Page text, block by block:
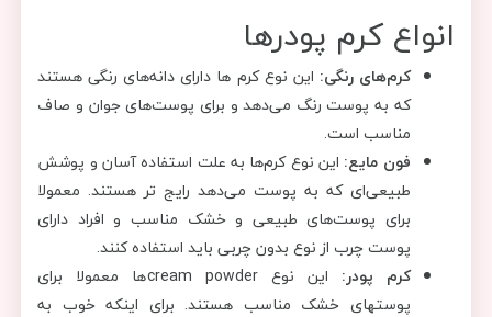
انواع کرم پودرها
کرم‌های رنگی: این نوع کرم ها دارای دانه‌های رنگی هستند
که به پوست رنگ می‌دهد و برای پوست‌های جوان و صاف
مناسب است.
فون مایع: این نوع کرم‌ها به علت استفاده آسان و پوشش
طبیعی‌ای که به پوست می‌دهد رایج تر هستند. معمولا
برای پوست‌های طبیعی و خشک مناسب و افراد دارای
پوست چرب از نوع بدون چربی باید استفاده کنند.
کرم پودر:
این نوع cream powderها معمولا برای
پوست‎های خشک مناسب هستند. برای اینکه خوب به